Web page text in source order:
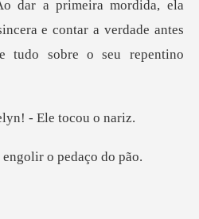
dar a primeira mordida, ela
- E
engolir